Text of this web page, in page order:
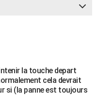
la touche depart
cela devrait
si (la panne est toujours